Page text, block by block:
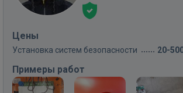
Цены
Установка систем безопасности 20-
Примеры работ